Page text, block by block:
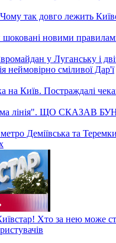
матчу Ліверпуль-
страви та різдвяна
святковий Кураж
продукти до Нового року
продуктовий кошик